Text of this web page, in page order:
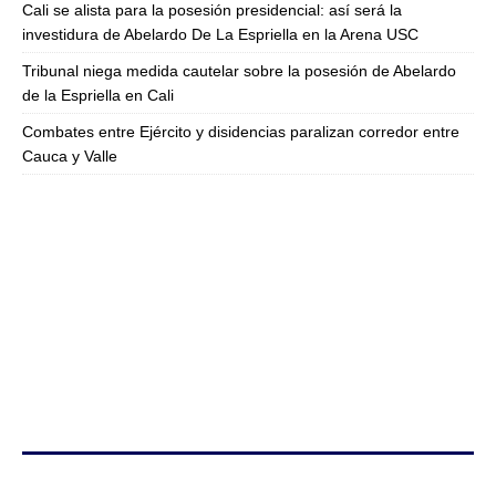
Cali se alista para la posesión presidencial: así será la
investidura de Abelardo De La Espriella en la Arena USC
Tribunal niega medida cautelar sobre la posesión de Abelardo
de la Espriella en Cali
Combates entre Ejército y disidencias paralizan corredor entre
Cauca y Valle